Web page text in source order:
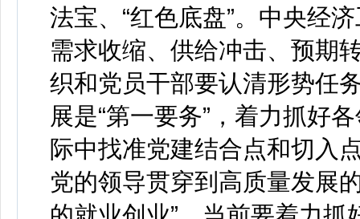
法宝、“红色底盘”。中央经
需求收缩、供给冲击、预期
织和党员干部要认清形势任
展是“第一要务”，着力抓好
际中找准党建结合点和切入
党的领导贯穿到高质量发展